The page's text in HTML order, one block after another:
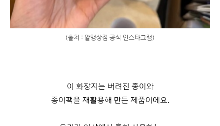
(출처 : 알맹상점 공식 인스타그램)
이 화장지는 버려진 종이와
종이팩을 재활용해 만든 제품이에요.